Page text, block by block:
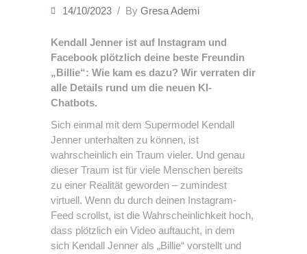
14/10/2023 By Gresa Ademi
Kendall Jenner ist auf Instagram und
Facebook plötzlich deine beste Freundin
„Billie“: Wie kam es dazu? Wir verraten dir
alle Details rund um die neuen KI-
Chatbots.
Sich einmal mit dem Supermodel Kendall
Jenner unterhalten zu können, ist
wahrscheinlich ein Traum vieler. Und genau
dieser Traum ist für viele Menschen bereits
zu einer Realität geworden – zumindest
virtuell. Wenn du durch deinen Instagram-
Feed scrollst, ist die Wahrscheinlichkeit hoch,
dass plötzlich ein Video auftaucht, in dem
sich Kendall Jenner als „Billie“ vorstellt und